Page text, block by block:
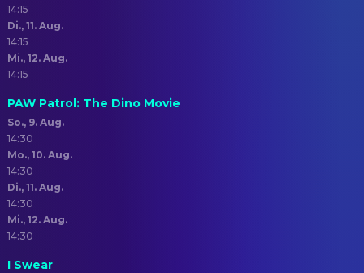
14:15
Di., 11. Aug.
14:15
Mi., 12. Aug.
14:15
PAW Patrol: The Dino Movie
So., 9. Aug.
14:30
Mo., 10. Aug.
14:30
Di., 11. Aug.
14:30
Mi., 12. Aug.
14:30
I Swear